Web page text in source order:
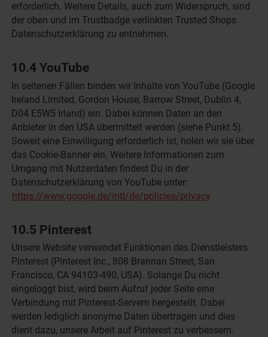
erforderlich. Weitere Details, auch zum Widerspruch, sind
der oben und im Trustbadge verlinkten Trusted Shops
Datenschutzerklärung zu entnehmen.
10.4 YouTube
In seltenen Fällen binden wir Inhalte von YouTube (Google
Ireland Limited, Gordon House, Barrow Street, Dublin 4,
D04 E5W5 Irland) ein. Dabei können Daten an den
Anbieter in den USA übermittelt werden (siehe Punkt 5).
Soweit eine Einwilligung erforderlich ist, holen wir sie über
das Cookie-Banner ein. Weitere Informationen zum
Umgang mit Nutzerdaten findest Du in der
Datenschutzerklärung von YouTube unter:
https://www.google.de/intl/de/policies/privacy
10.5 Pinterest
Unsere Website verwendet Funktionen des Dienstleisters
Pinterest (Pinterest Inc., 808 Brannan Street, San
Francisco, CA 94103-490, USA). Solange Du nicht
eingeloggt bist, wird beim Aufruf jeder Seite eine
Verbindung mit Pinterest-Servern hergestellt. Dabei
werden lediglich anonyme Daten übertragen und dies
dient dazu, unsere Arbeit auf Pinterest zu verbessern.